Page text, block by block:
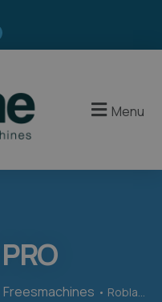
Menu
Freesmachines Robland KT 30 PRO